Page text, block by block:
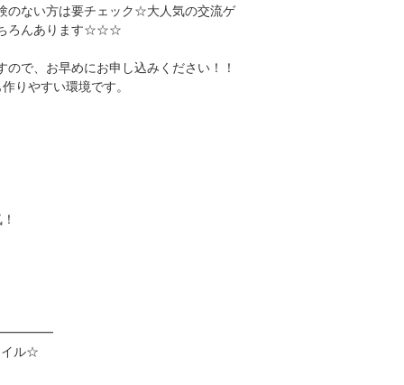
のない方は要チェック☆大人気の交流ゲ
ろんあります☆☆☆
ので、お早めにお申し込みください！！
りやすい環境です。
イル☆